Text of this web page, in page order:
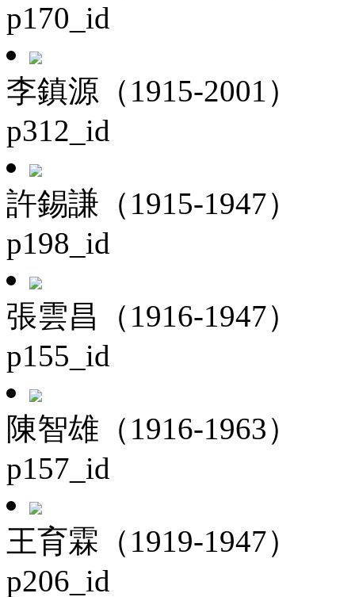
p170_id
李鎮源（1915-2001）
p312_id
許錫謙（1915-1947）
p198_id
張雲昌（1916-1947）
p155_id
陳智雄（1916-1963）
p157_id
王育霖（1919-1947）
p206_id